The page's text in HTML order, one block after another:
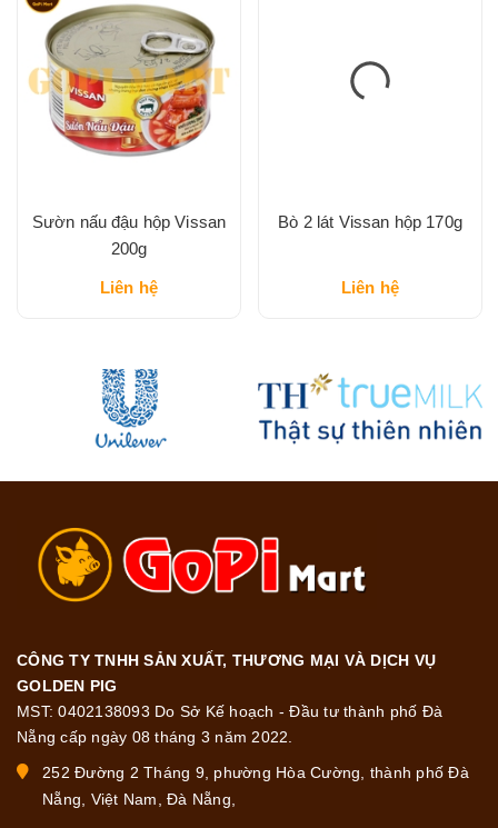
Sườn nấu đậu hộp Vissan
200g
Liên hệ
Bò 2 lát Vissan hộp 170g
Liên hệ
CÔNG TY TNHH SẢN XUẤT, THƯƠNG MẠI VÀ DỊCH VỤ
GOLDEN PIG
MST: 0402138093 Do Sở Kế hoạch - Đầu tư thành phố Đà
Nẵng cấp ngày 08 tháng 3 năm 2022.
252 Đường 2 Tháng 9, phường Hòa Cường, thành phố Đà
Nẵng, Việt Nam, Đà Nẵng,